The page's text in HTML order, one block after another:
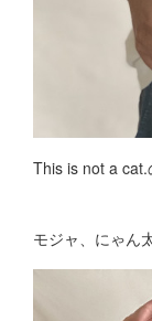
This is not a
モジャ、にゃん